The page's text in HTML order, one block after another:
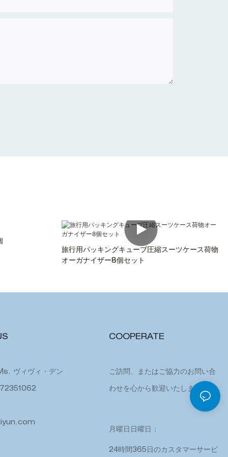
旅行用パッキングキューブ圧縮スーツケース荷物
オーガナイザー8個セット
ヴィヴィ・デン
COOPERATE
ご訪問、またはご協力のお問い合
わせを心から歓迎いたします。
月曜日日曜日：
24時間365日のカスタマーサービ